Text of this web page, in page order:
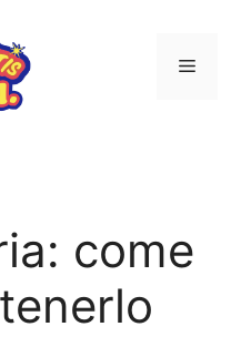
MENU
come